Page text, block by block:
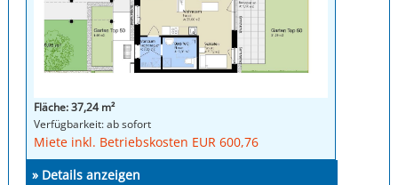
Fläche: 37,24 m²
Verfügbarkeit: ab sofort
Miete inkl. Betriebskosten EUR 600,76
» Details anzeigen